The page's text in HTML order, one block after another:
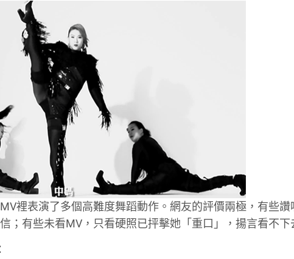
裡表演了多個高難度舞蹈動作。網友的評價兩極，有些讚
；有些未看MV，只看硬照已抨擊她「重口」，揚言看不下